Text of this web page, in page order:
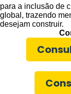
para a inclusão de
global, trazendo
desejam construir.